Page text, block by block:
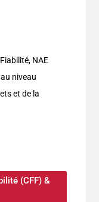
NAE
niveau
et de la
(CFF) &